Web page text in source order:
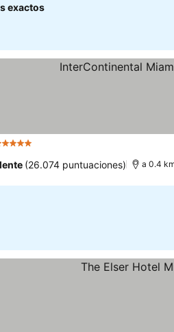
exactos
Estrellas
(26.074 puntuaciones) a 0.4